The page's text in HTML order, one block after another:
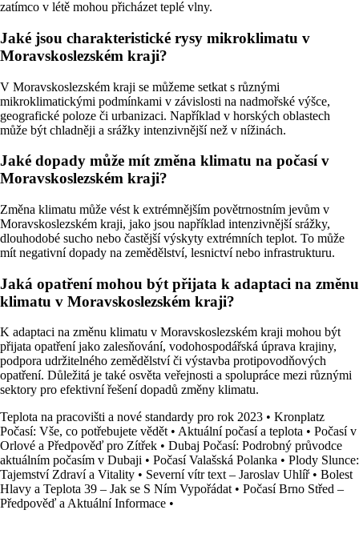
zatímco v létě mohou přicházet teplé vlny.
Jaké jsou charakteristické rysy mikroklimatu v
Moravskoslezském kraji?
V Moravskoslezském kraji se můžeme setkat s různými
mikroklimatickými podmínkami v závislosti na nadmořské výšce,
geografické poloze či urbanizaci. Například v horských oblastech
může být chladněji a srážky intenzivnější než v nížinách.
Jaké dopady může mít změna klimatu na počasí v
Moravskoslezském kraji?
Změna klimatu může vést k extrémnějším povětrnostním jevům v
Moravskoslezském kraji, jako jsou například intenzivnější srážky,
dlouhodobé sucho nebo častější výskyty extrémních teplot. To může
mít negativní dopady na zemědělství, lesnictví nebo infrastrukturu.
Jaká opatření mohou být přijata k adaptaci na změnu
klimatu v Moravskoslezském kraji?
K adaptaci na změnu klimatu v Moravskoslezském kraji mohou být
přijata opatření jako zalesňování, vodohospodářská úprava krajiny,
podpora udržitelného zemědělství či výstavba protipovodňových
opatření. Důležitá je také osvěta veřejnosti a spolupráce mezi různými
sektory pro efektivní řešení dopadů změny klimatu.
Teplota na pracovišti a nové standardy pro rok 2023 • Kronplatz
Počasí: Vše, co potřebujete vědět• Aktuální počasí a teplota • Počasí v
Orlové a Předpověď pro Zítřek • Dubaj Počasí: Podrobný průvodce
aktuálním počasím v Dubaji • Počasí Valašská Polanka • Plody Slunce:
Tajemství Zdraví a Vitality • Severní vítr text – Jaroslav Uhlíř• Bolest
Hlavy a Teplota 39 – Jak se S Ním Vypořádat• Počasí Brno Střed –
Předpověď a Aktuální Informace •